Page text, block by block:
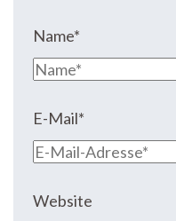
Name*
E-Mail*
Website